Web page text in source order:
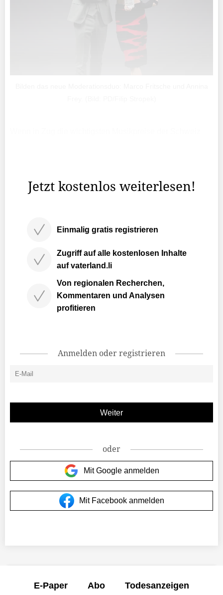
Jetzt kostenlos weiterlesen!
Einmalig gratis registrieren
Zugriff auf alle kostenlosen Inhalte
auf vaterland.li
Von regionalen Recherchen,
Kommentaren und Analysen
profitieren
Anmelden oder registrieren
oder
Mit Google anmelden
Mit Facebook anmelden
E-Paper Abo Todesanzeigen